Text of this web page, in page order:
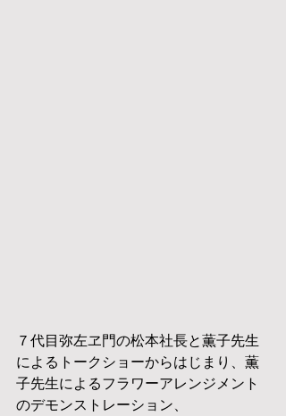
７代目弥左ヱ門の松本社長と薫子先生
によるトークショーからはじまり、薫
子先生によるフラワーアレンジメント
のデモンストレーション、